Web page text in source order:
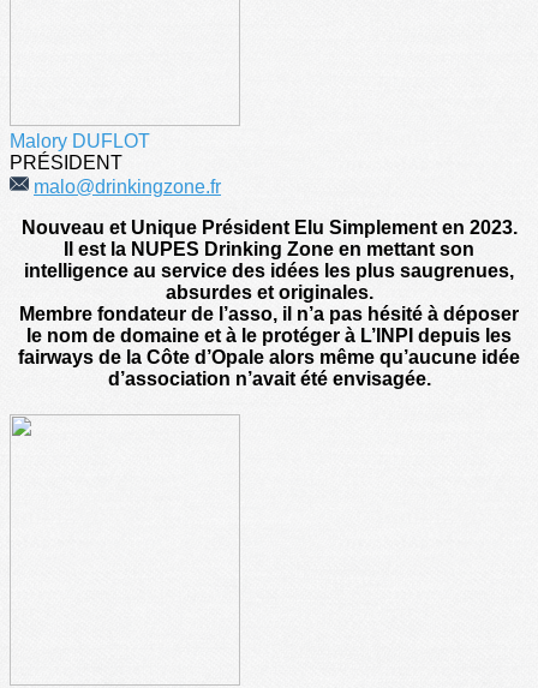
Malory DUFLOT
PRÉSIDENT
malo@drinkingzone.fr
Nouveau et Unique Président Elu Simplement en 2023.
Il est la NUPES Drinking Zone en mettant son
intelligence au service des idées les plus saugrenues,
absurdes et originales.
Membre fondateur de l’asso, il n’a pas hésité à déposer
le nom de domaine et à le protéger à L’INPI depuis les
fairways de la Côte d’Opale alors même qu’aucune idée
d’association n’avait été envisagée.